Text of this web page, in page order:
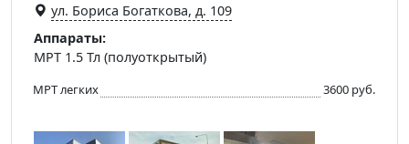
ул. Бориса Богаткова, д. 109
Аппараты:
МРТ 1.5 Тл (полуоткрытый)
МРТ легких 3600 руб.